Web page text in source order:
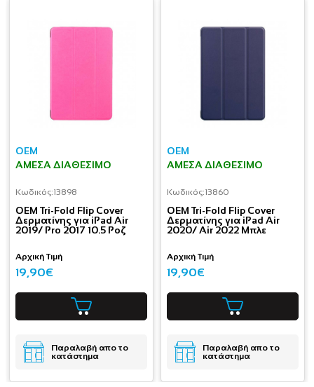
OEM
ΆΜΕΣΑ ΔΙΑΘΈΣΙΜΟ
Κωδικός:13898
OEM Tri-Fold Flip Cover
Δερματίνης για iPad Air
2019/ Pro 2017 10.5 Ροζ
Αρχική Τιμή
19,90€
Παραλαβή απο το
κατάστημα
OEM
ΆΜΕΣΑ ΔΙΑΘΈΣΙΜΟ
Κωδικός:13860
OEM Tri-Fold Flip Cover
Δερματίνης για iPad Air
2020/ Air 2022 Μπλε
Αρχική Τιμή
19,90€
Παραλαβή απο το
κατάστημα